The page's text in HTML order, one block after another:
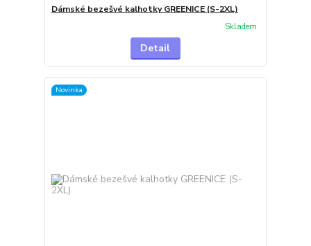
Dámské bezešvé kalhotky GREENICE (S-2XL)
Skladem
Detail
Novinka